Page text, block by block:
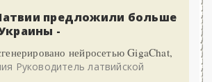
предложили больше
-
нейросетью GigaChat,
Руководитель латвийской